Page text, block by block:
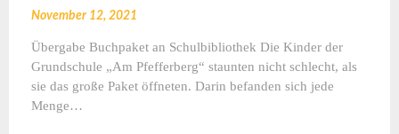
November 12, 2021
Übergabe Buchpaket an Schulbibliothek Die Kinder der
Grundschule „Am Pfefferberg“ staunten nicht schlecht, als
sie das große Paket öffneten. Darin befanden sich jede
Menge…